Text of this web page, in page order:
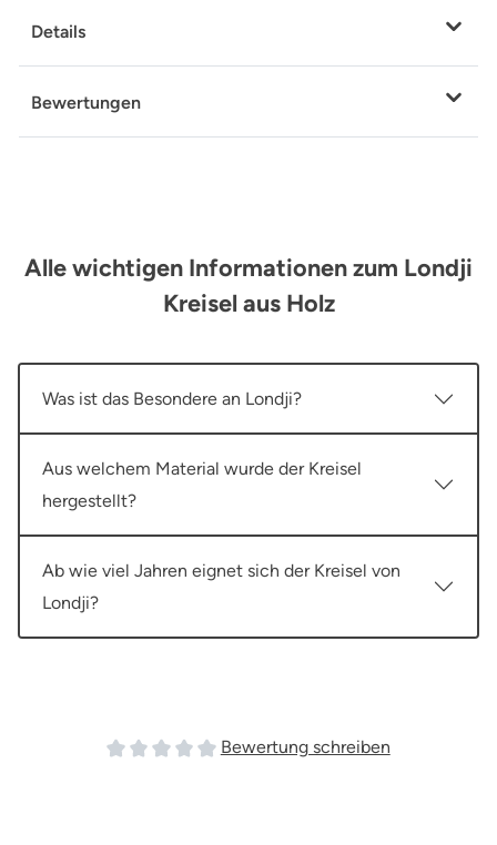
Details
Bewertungen
Alle wichtigen Informationen zum Londji
Kreisel aus Holz
Was ist das Besondere an Londji?
Aus welchem Material wurde der Kreisel
hergestellt?
Ab wie viel Jahren eignet sich der Kreisel von
Londji?
Bewertung schreiben